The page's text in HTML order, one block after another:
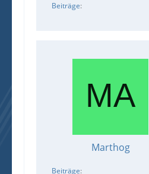
Beiträge
Marthog
Beiträge